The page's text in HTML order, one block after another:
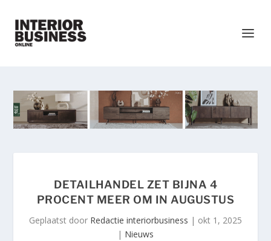
DETAILHANDEL ZET BIJNA 4
PROCENT MEER OM IN AUGUSTUS
Geplaatst door Redactie interiorbusiness | okt 1, 2025
| Nieuws